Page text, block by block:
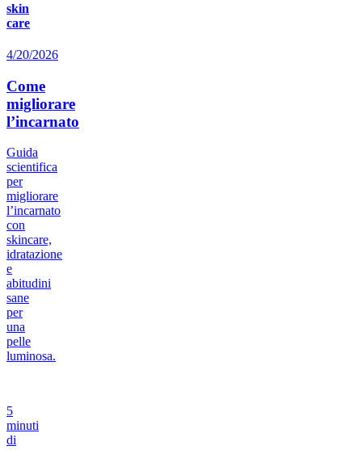
skin
care
4/20/2026
Come
migliorare
l’incarnato
Guida
scientifica
per
migliorare
l’incarnato
con
skincare,
idratazione
e
abitudini
sane
per
una
pelle
luminosa.
5
minuti
di